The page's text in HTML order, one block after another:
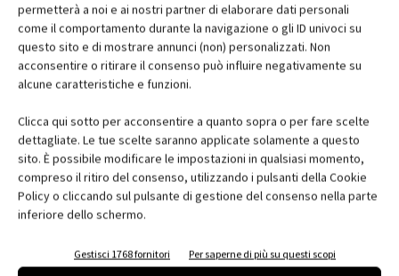
permetterà a noi e ai nostri partner di elaborare dati personali
come il comportamento durante la navigazione o gli ID univoci su
questo sito e di mostrare annunci (non) personalizzati. Non
acconsentire o ritirare il consenso può influire negativamente su
alcune caratteristiche e funzioni.
Clicca qui sotto per acconsentire a quanto sopra o per fare scelte
dettagliate. Le tue scelte saranno applicate solamente a questo
sito. È possibile modificare le impostazioni in qualsiasi momento,
compreso il ritiro del consenso, utilizzando i pulsanti della Cookie
Policy o cliccando sul pulsante di gestione del consenso nella parte
inferiore dello schermo.
Gestisci 1768 fornitori Per saperne di più su questi scopi
Abbonati e regala